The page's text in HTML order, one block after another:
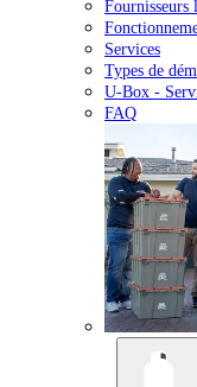
Fournisseurs
Services
Types de
U-Box -
FAQ